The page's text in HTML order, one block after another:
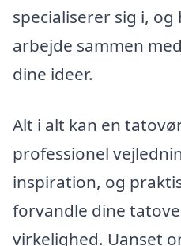
specialiserer sig i,
arbejde sammen
dine ideer.
Alt i alt kan en
professionel
inspiration, og
forvandle dine
virkelighed. Uanset